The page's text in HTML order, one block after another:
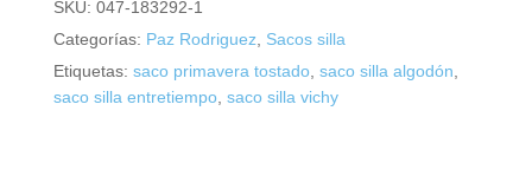
SKU: 047-183292-1
Categorías: Paz Rodriguez, Sacos silla
Etiquetas: saco primavera tostado, saco silla algodón,
saco silla entretiempo, saco silla vichy